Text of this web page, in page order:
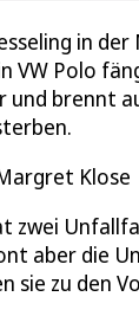
in
VW Polo
und brennt
Klose
zwei
aber die
sie zu den